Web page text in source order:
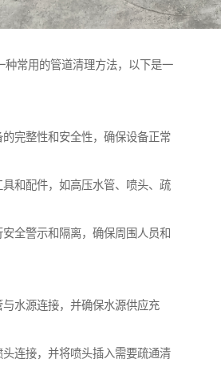
种常用的管道清理方法，以下是一
完整性和安全性，确保设备正常
和配件，如高压水管、喷头、疏
全警示和隔离，确保周围人员和
水源连接，并确保水源供应充
连接，并将喷头插入需要疏通清